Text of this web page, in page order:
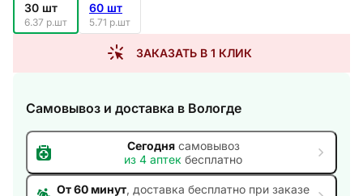
30 шт
6.37 р.шт
60 шт
5.71 р.шт
ЗАКАЗАТЬ В 1 КЛИК
Самовывоз и доставка в Вологде
Сегоднясамовывоз
из 4 аптек бесплатно
От 60 минут, доставка бесплатно при заказе